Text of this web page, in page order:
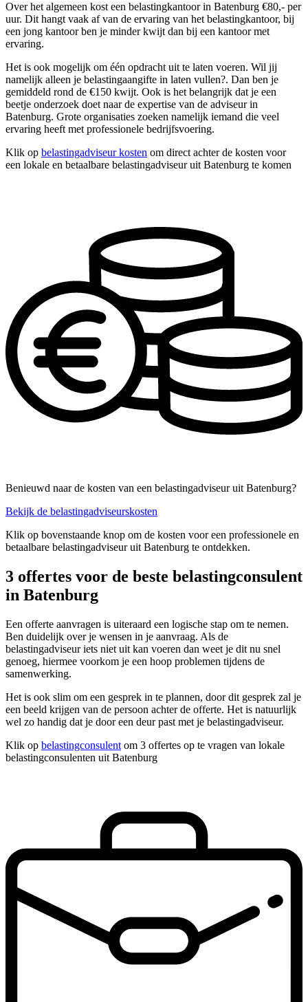
Over het algemeen kost een belastingkantoor in Batenburg €80,- per
uur. Dit hangt vaak af van de ervaring van het belastingkantoor, bij
een jong kantoor ben je minder kwijt dan bij een kantoor met
ervaring.
Het is ook mogelijk om één opdracht uit te laten voeren. Wil jij
namelijk alleen je belastingaangifte in laten vullen?. Dan ben je
gemiddeld rond de €150 kwijt. Ook is het belangrijk dat je een
beetje onderzoek doet naar de expertise van de adviseur in
Batenburg. Grote organisaties zoeken namelijk iemand die veel
ervaring heeft met professionele bedrijfsvoering.
Klik op belastingadviseur kosten om direct achter de kosten voor
een lokale en betaalbare belastingadviseur uit Batenburg te komen
Benieuwd naar de kosten van een belastingadviseur uit Batenburg?
Bekijk de belastingadviseurskosten
Klik op bovenstaande knop om de kosten voor een professionele en
betaalbare belastingadviseur uit Batenburg te ontdekken.
3 offertes voor de beste belastingconsulent
in Batenburg
Een offerte aanvragen is uiteraard een logische stap om te nemen.
Ben duidelijk over je wensen in je aanvraag. Als de
belastingadviseur iets niet uit kan voeren dan weet je dit nu snel
genoeg, hiermee voorkom je een hoop problemen tijdens de
samenwerking.
Het is ook slim om een gesprek in te plannen, door dit gesprek zal je
een beeld krijgen van de persoon achter de offerte. Het is natuurlijk
wel zo handig dat je door een deur past met je belastingadviseur.
Klik op belastingconsulent om 3 offertes op te vragen van lokale
belastingconsulenten uit Batenburg